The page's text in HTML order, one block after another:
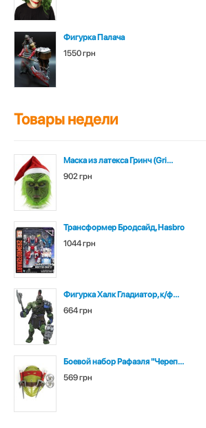
Фигурка Палача
1550 грн
Товары недели
Маска из латекса Гринч (Gri...
902 грн
Трансформер Бродсайд, Hasbro
1044 грн
Фигурка Халк Гладиатор, к/ф...
664 грн
Боевой набор Рафаэля "Череп...
569 грн